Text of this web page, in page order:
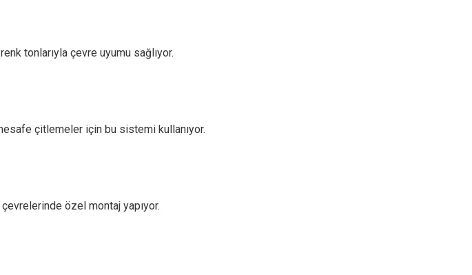
tonlarıyla çevre uyumu sağlıyor.
çitlemeler için bu sistemi kullanıyor.
özel montaj yapıyor.